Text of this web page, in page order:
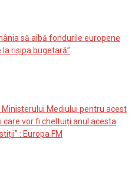
să aibă fondurile europene
la risipa bugetară”
Mediului pentru acest
care vor fi cheltuiți anul acesta
: Europa FM